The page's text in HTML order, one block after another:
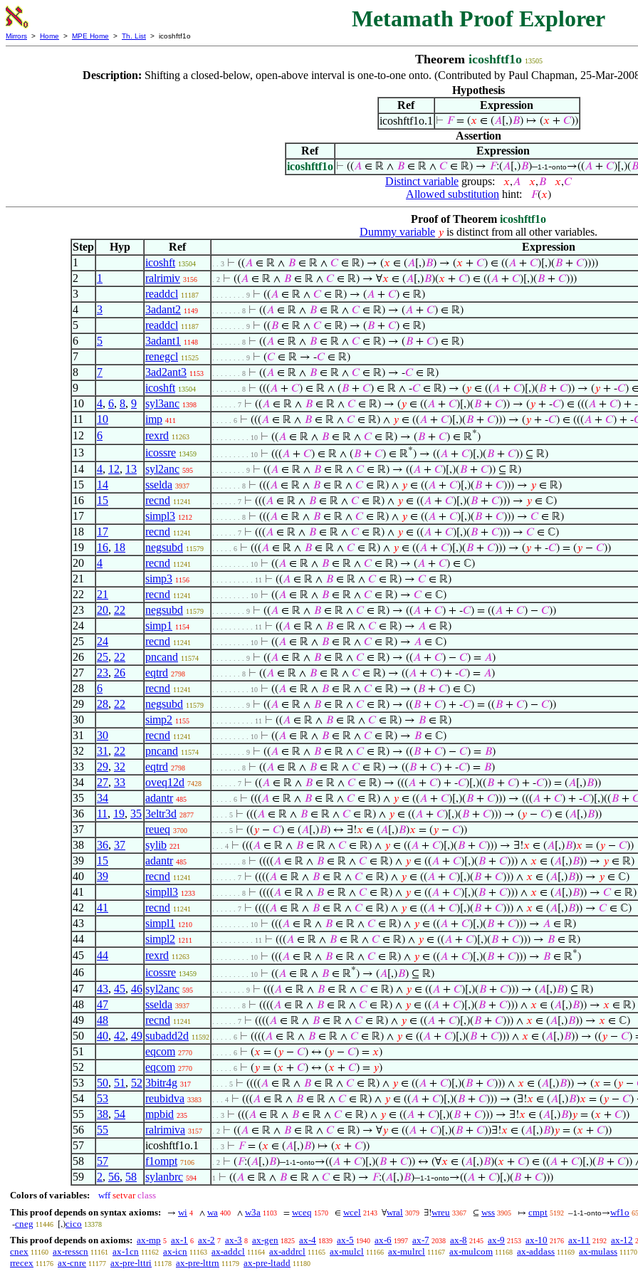
Metamath Proof Explorer
Mirrors > Home > MPE Home > Th. List > icoshftf1o
Theorem icoshftf1o 13505
Description: Shifting a closed-below, open-above interval is one-to-one onto. (Contributed by Paul Chapman, 25-Mar-
Hypothesis
Ref
Expression
icoshftf1o.1 ⊢ 𝐹= (𝑥 ∈ (𝐴[,)𝐵) ↦ (𝑥 + 𝐶))
Assertion
Ref
Expression
icoshftf1o ⊢ ((𝐴∈ ℝ ∧ 𝐵∈ ℝ ∧ 𝐶∈ ℝ) → 𝐹:(𝐴[,)𝐵)–1-1-onto→((𝐴+ 𝐶)[,)(𝐵
Distinct variable groups: 𝑥,𝐴 𝑥,𝐵 𝑥,𝐶
Allowed substitution hint: 𝐹(𝑥)
Proof of Theorem icoshftf1o
Dummy variable 𝑦 is distinct from all other variables.
Step
Hyp Ref
Expression
1
icoshft 13504 . . 3 ⊢ ((𝐴 ∈ ℝ ∧ 𝐵 ∈ ℝ ∧ 𝐶∈ ℝ) → (𝑥 ∈ (𝐴 [,)𝐵) → (𝑥 + 𝐶) ∈ ((𝐴 + 𝐶)[,)(𝐵 + 𝐶))))
2 1 ralrimiv 3156 . 2 ⊢ ((𝐴 ∈ ℝ ∧ 𝐵 ∈ ℝ ∧ 𝐶∈ ℝ) → ∀𝑥 ∈ (𝐴 [,)𝐵)(𝑥 + 𝐶) ∈ ((𝐴 + 𝐶)[,)(𝐵 + 𝐶)))
3 readdcl 11187 . . . . . . . . 9 ⊢ ((𝐴 ∈ ℝ ∧ 𝐶∈ ℝ) → (𝐴 + 𝐶) ∈ ℝ)
4 3 3adant2 1149 . . . . . . . 8 ⊢ ((𝐴 ∈ ℝ ∧ 𝐵 ∈ ℝ ∧ 𝐶∈ ℝ) → (𝐴 + 𝐶) ∈ ℝ)
5 readdcl 11187 . . . . . . . . 9 ⊢ ((𝐵 ∈ ℝ ∧ 𝐶∈ ℝ) → (𝐵 + 𝐶) ∈ ℝ)
6 5 3adant1 1148 . . . . . . . 8 ⊢ ((𝐴 ∈ ℝ ∧ 𝐵 ∈ ℝ ∧ 𝐶∈ ℝ) → (𝐵 + 𝐶) ∈ ℝ)
7 renegcl 11525 . . . . . . . . 9 ⊢ (𝐶∈ ℝ → -𝐶∈ ℝ)
8 7 3ad2ant3 1153 . . . . . . . 8 ⊢ ((𝐴 ∈ ℝ ∧ 𝐵 ∈ ℝ ∧ 𝐶∈ ℝ) → -𝐶∈ ℝ)
9 icoshft 13504 . . . . . . . 8 ⊢ (((𝐴 + 𝐶) ∈ ℝ ∧ (𝐵 + 𝐶) ∈ ℝ ∧ -𝐶∈ ℝ) → (𝑦 ∈ ((𝐴 + 𝐶)[,)(𝐵 + 𝐶)) → (𝑦 + -𝐶)
10 4, 6, 8, 9 syl3anc 1398 . . . . . . 7 ⊢ ((𝐴 ∈ ℝ ∧ 𝐵 ∈ ℝ ∧ 𝐶∈ ℝ) → (𝑦 ∈ ((𝐴 + 𝐶)[,)(𝐵 + 𝐶)) → (𝑦 + -𝐶) ∈ (((𝐴 + 𝐶) + -
11 10 imp 411 . . . . . 6 ⊢ (((𝐴 ∈ ℝ ∧ 𝐵 ∈ ℝ ∧ 𝐶∈ ℝ) ∧ 𝑦 ∈ ((𝐴 + 𝐶)[,)(𝐵 + 𝐶))) → (𝑦 + -𝐶) ∈ (((𝐴 + 𝐶) + -
12 6 rexrd 11263 . . . . . . . . . 10 ⊢ ((𝐴 ∈ ℝ ∧ 𝐵 ∈ ℝ ∧ 𝐶∈ ℝ) → (𝐵 + 𝐶) ∈ ℝ*)
13 icossre 13459 . . . . . . . . . 10 ⊢ (((𝐴 + 𝐶) ∈ ℝ ∧ (𝐵 + 𝐶) ∈ ℝ*) → ((𝐴 + 𝐶)[,)(𝐵 + 𝐶)) ⊆ ℝ)
14 4, 12, 13 syl2anc 595 . . . . . . . . 9 ⊢ ((𝐴 ∈ ℝ ∧ 𝐵 ∈ ℝ ∧ 𝐶∈ ℝ) → ((𝐴 + 𝐶)[,)(𝐵 + 𝐶)) ⊆ ℝ)
15 14 sselda 3937 . . . . . . . 8 ⊢ (((𝐴 ∈ ℝ ∧ 𝐵 ∈ ℝ ∧ 𝐶∈ ℝ) ∧ 𝑦 ∈ ((𝐴 + 𝐶)[,)(𝐵 + 𝐶))) → 𝑦 ∈ ℝ)
16 15 recnd 11241 . . . . . . 7 ⊢ (((𝐴 ∈ ℝ ∧ 𝐵 ∈ ℝ ∧ 𝐶∈ ℝ) ∧ 𝑦 ∈ ((𝐴 + 𝐶)[,)(𝐵 + 𝐶))) → 𝑦 ∈ ℂ)
17 simpl3 1212 . . . . . . . 8 ⊢ (((𝐴 ∈ ℝ ∧ 𝐵 ∈ ℝ ∧ 𝐶∈ ℝ) ∧ 𝑦 ∈ ((𝐴 + 𝐶)[,)(𝐵 + 𝐶))) → 𝐶∈ ℝ)
18 17 recnd 11241 . . . . . . 7 ⊢ (((𝐴 ∈ ℝ ∧ 𝐵 ∈ ℝ ∧ 𝐶∈ ℝ) ∧ 𝑦 ∈ ((𝐴 + 𝐶)[,)(𝐵 + 𝐶))) → 𝐶∈ ℂ)
19 16, 18 negsubd 11579 . . . . . 6 ⊢ (((𝐴 ∈ ℝ ∧ 𝐵 ∈ ℝ ∧ 𝐶∈ ℝ) ∧ 𝑦 ∈ ((𝐴 + 𝐶)[,)(𝐵 + 𝐶))) → (𝑦 + -𝐶) = (𝑦 − 𝐶))
20 4 recnd 11241 . . . . . . . . . 10 ⊢ ((𝐴 ∈ ℝ ∧ 𝐵 ∈ ℝ ∧ 𝐶∈ ℝ) → (𝐴 + 𝐶) ∈ ℂ)
21 simp3 1156 . . . . . . . . . . 11 ⊢ ((𝐴 ∈ ℝ ∧ 𝐵 ∈ ℝ ∧ 𝐶∈ ℝ) → 𝐶∈ ℝ)
22 21 recnd 11241 . . . . . . . . . 10 ⊢ ((𝐴 ∈ ℝ ∧ 𝐵 ∈ ℝ ∧ 𝐶∈ ℝ) → 𝐶∈ ℂ)
23 20, 22 negsubd 11579 . . . . . . . . 9 ⊢ ((𝐴 ∈ ℝ ∧ 𝐵 ∈ ℝ ∧ 𝐶∈ ℝ) → ((𝐴 + 𝐶) + -𝐶) = ((𝐴 + 𝐶) − 𝐶))
24 simp1 1154 . . . . . . . . . . 11 ⊢ ((𝐴 ∈ ℝ ∧ 𝐵 ∈ ℝ ∧ 𝐶∈ ℝ) → 𝐴 ∈ ℝ)
25 24 recnd 11241 . . . . . . . . . 10 ⊢ ((𝐴 ∈ ℝ ∧ 𝐵 ∈ ℝ ∧ 𝐶∈ ℝ) → 𝐴 ∈ ℂ)
26 25, 22 pncand 11574 . . . . . . . . 9 ⊢ ((𝐴 ∈ ℝ ∧ 𝐵 ∈ ℝ ∧ 𝐶∈ ℝ) → ((𝐴 + 𝐶) − 𝐶) = 𝐴)
27 23, 26 eqtrd 2798 . . . . . . . 8 ⊢ ((𝐴 ∈ ℝ ∧ 𝐵 ∈ ℝ ∧ 𝐶∈ ℝ) → ((𝐴 + 𝐶) + -𝐶) = 𝐴)
28 6 recnd 11241 . . . . . . . . . 10 ⊢ ((𝐴 ∈ ℝ ∧ 𝐵 ∈ ℝ ∧ 𝐶∈ ℝ) → (𝐵 + 𝐶) ∈ ℂ)
29 28, 22 negsubd 11579 . . . . . . . . 9 ⊢ ((𝐴 ∈ ℝ ∧ 𝐵 ∈ ℝ ∧ 𝐶∈ ℝ) → ((𝐵 + 𝐶) + -𝐶) = ((𝐵 + 𝐶) − 𝐶))
30 simp2 1155 . . . . . . . . . . 11 ⊢ ((𝐴 ∈ ℝ ∧ 𝐵 ∈ ℝ ∧ 𝐶∈ ℝ) → 𝐵 ∈ ℝ)
31 30 recnd 11241 . . . . . . . . . 10 ⊢ ((𝐴 ∈ ℝ ∧ 𝐵 ∈ ℝ ∧ 𝐶∈ ℝ) → 𝐵 ∈ ℂ)
32 31 , 22 pncand 11574 . . . . . . . . 9 ⊢ ((𝐴 ∈ ℝ ∧ 𝐵 ∈ ℝ ∧ 𝐶∈ ℝ) → ((𝐵 + 𝐶) − 𝐶) = 𝐵)
33 29, 32 eqtrd 2798 . . . . . . . 8 ⊢ ((𝐴 ∈ ℝ ∧ 𝐵 ∈ ℝ ∧ 𝐶∈ ℝ) → ((𝐵 + 𝐶) + -𝐶) = 𝐵)
34 27, 33 oveq12d 7428 . . . . . . 7 ⊢ ((𝐴 ∈ ℝ ∧ 𝐵 ∈ ℝ ∧ 𝐶∈ ℝ) → (((𝐴 + 𝐶) + -𝐶)[,)((𝐵 + 𝐶) + -𝐶)) = (𝐴 [,)𝐵))
35 34 adantr 485 . . . . . 6 ⊢ (((𝐴 ∈ ℝ ∧ 𝐵 ∈ ℝ ∧ 𝐶∈ ℝ) ∧ 𝑦 ∈ ((𝐴 + 𝐶)[,)(𝐵 + 𝐶))) → (((𝐴 + 𝐶) + -𝐶)[,)((𝐵 +
36 11 , 19, 35 3eltr3d 2877 . . . . 5 ⊢ (((𝐴 ∈ ℝ ∧ 𝐵 ∈ ℝ ∧ 𝐶∈ ℝ) ∧ 𝑦 ∈ ((𝐴 + 𝐶)[,)(𝐵 + 𝐶))) → (𝑦 − 𝐶) ∈ (𝐴 [,)𝐵))
37 reueq 3700 . . . . 5 ⊢ ((𝑦 − 𝐶) ∈ (𝐴 [,)𝐵) ↔ ∃!𝑥 ∈ (𝐴 [,)𝐵)𝑥 = (𝑦 − 𝐶))
38 36, 37 sylib 221 . . . 4 ⊢ (((𝐴 ∈ ℝ ∧ 𝐵 ∈ ℝ ∧ 𝐶∈ ℝ) ∧ 𝑦 ∈ ((𝐴 + 𝐶)[,)(𝐵 + 𝐶))) → ∃!𝑥 ∈ (𝐴 [,)𝐵)𝑥 = (𝑦 − 𝐶))
39 15 adantr 485 . . . . . . . 8 ⊢ ((((𝐴 ∈ ℝ ∧ 𝐵 ∈ ℝ ∧ 𝐶∈ ℝ) ∧ 𝑦 ∈ ((𝐴 + 𝐶)[,)(𝐵 + 𝐶))) ∧ 𝑥 ∈ (𝐴 [,)𝐵)) → 𝑦 ∈ ℝ)
40 39 recnd 11241 . . . . . . 7 ⊢ ((((𝐴 ∈ ℝ ∧ 𝐵 ∈ ℝ ∧ 𝐶∈ ℝ) ∧ 𝑦 ∈ ((𝐴 + 𝐶)[,)(𝐵 + 𝐶))) ∧ 𝑥 ∈ (𝐴 [,)𝐵)) → 𝑦 ∈ ℂ)
41 simpll3 1233 . . . . . . . 8 ⊢ ((((𝐴 ∈ ℝ ∧ 𝐵 ∈ ℝ ∧ 𝐶∈ ℝ) ∧ 𝑦 ∈ ((𝐴 + 𝐶)[,)(𝐵 + 𝐶))) ∧ 𝑥 ∈ (𝐴 [,)𝐵)) → 𝐶∈ ℝ)
42 41 recnd 11241 . . . . . . 7 ⊢ ((((𝐴 ∈ ℝ ∧ 𝐵 ∈ ℝ ∧ 𝐶∈ ℝ) ∧ 𝑦 ∈ ((𝐴 + 𝐶)[,)(𝐵 + 𝐶))) ∧ 𝑥 ∈ (𝐴 [,)𝐵)) → 𝐶∈ ℂ)
43 simpl1 1210 . . . . . . . . . 10 ⊢ (((𝐴 ∈ ℝ ∧ 𝐵 ∈ ℝ ∧ 𝐶∈ ℝ) ∧ 𝑦 ∈ ((𝐴 + 𝐶)[,)(𝐵 + 𝐶))) → 𝐴 ∈ ℝ)
44 simpl2 1211 . . . . . . . . . . 11 ⊢ (((𝐴 ∈ ℝ ∧ 𝐵 ∈ ℝ ∧ 𝐶∈ ℝ) ∧ 𝑦 ∈ ((𝐴 + 𝐶)[,)(𝐵 + 𝐶))) → 𝐵 ∈ ℝ)
45 44 rexrd 11263 . . . . . . . . . 10 ⊢ (((𝐴 ∈ ℝ ∧ 𝐵 ∈ ℝ ∧ 𝐶∈ ℝ) ∧ 𝑦 ∈ ((𝐴 + 𝐶)[,)(𝐵 + 𝐶))) → 𝐵 ∈ ℝ*)
46 icossre 13459 . . . . . . . . . 10 ⊢ ((𝐴 ∈ ℝ ∧ 𝐵 ∈ ℝ*) → (𝐴 [,)𝐵) ⊆ ℝ)
47 43, 45, 46 syl2anc 595 . . . . . . . . 9 ⊢ (((𝐴 ∈ ℝ ∧ 𝐵 ∈ ℝ ∧ 𝐶∈ ℝ) ∧ 𝑦 ∈ ((𝐴 + 𝐶)[,)(𝐵 + 𝐶))) → (𝐴 [,)𝐵) ⊆ ℝ)
48 47 sselda 3937 . . . . . . . 8 ⊢ ((((𝐴 ∈ ℝ ∧ 𝐵 ∈ ℝ ∧ 𝐶∈ ℝ) ∧ 𝑦 ∈ ((𝐴 + 𝐶)[,)(𝐵 + 𝐶))) ∧ 𝑥 ∈ (𝐴 [,)𝐵)) → 𝑥 ∈ ℝ)
49 48 recnd 11241 . . . . . . 7 ⊢ ((((𝐴 ∈ ℝ ∧ 𝐵 ∈ ℝ ∧ 𝐶∈ ℝ) ∧ 𝑦 ∈ ((𝐴 + 𝐶)[,)(𝐵 + 𝐶))) ∧ 𝑥 ∈ (𝐴 [,)𝐵)) → 𝑥 ∈ ℂ)
50 40, 42, 49 subadd2d 11592 . . . . . 6 ⊢ ((((𝐴 ∈ ℝ ∧ 𝐵 ∈ ℝ ∧ 𝐶∈ ℝ) ∧ 𝑦 ∈ ((𝐴 + 𝐶)[,)(𝐵 + 𝐶))) ∧ 𝑥 ∈ (𝐴 [,)𝐵)) → ((𝑦 − 𝐶)
51 eqcom 2770 . . . . . 6 ⊢ (𝑥 = (𝑦 − 𝐶) ↔ (𝑦 − 𝐶) = 𝑥)
52 eqcom 2770 . . . . . 6 ⊢ (𝑦 = (𝑥 + 𝐶) ↔ (𝑥 + 𝐶) = 𝑦)
53 50, 51 , 52 3bitr4g 317 . . . . 5 ⊢ ((((𝐴 ∈ ℝ ∧ 𝐵 ∈ ℝ ∧ 𝐶∈ ℝ) ∧ 𝑦 ∈ ((𝐴 + 𝐶)[,)(𝐵 + 𝐶))) ∧ 𝑥 ∈ (𝐴 [,)𝐵)) → (𝑥 = (𝑦 −
54 53 reubidva 3383 . . . 4 ⊢ (((𝐴 ∈ ℝ ∧ 𝐵 ∈ ℝ ∧ 𝐶∈ ℝ) ∧ 𝑦 ∈ ((𝐴 + 𝐶)[,)(𝐵 + 𝐶))) → (∃!𝑥 ∈ (𝐴 [,)𝐵)𝑥 = (𝑦 − 𝐶)
55 38, 54 mpbid 235 . . 3 ⊢ (((𝐴 ∈ ℝ ∧ 𝐵 ∈ ℝ ∧ 𝐶∈ ℝ) ∧ 𝑦 ∈ ((𝐴 + 𝐶)[,)(𝐵 + 𝐶))) → ∃!𝑥 ∈ (𝐴 [,)𝐵)𝑦 = (𝑥 + 𝐶))
56 55 ralrimiva 3157 . 2 ⊢ ((𝐴 ∈ ℝ ∧ 𝐵 ∈ ℝ ∧ 𝐶∈ ℝ) → ∀𝑦 ∈ ((𝐴 + 𝐶)[,)(𝐵 + 𝐶))∃!𝑥 ∈ (𝐴 [,)𝐵)𝑦 = (𝑥 + 𝐶))
57 icoshftf1o.1 . . 3 ⊢ 𝐹= (𝑥 ∈ (𝐴 [,)𝐵) ↦ (𝑥 + 𝐶))
58 57 f1ompt 7106 . 2 ⊢ (𝐹:(𝐴 [,)𝐵)–1-1-onto→((𝐴 + 𝐶)[,)(𝐵 + 𝐶)) ↔ (∀𝑥 ∈ (𝐴 [,)𝐵)(𝑥 + 𝐶) ∈ ((𝐴 + 𝐶)[,)(𝐵 + 𝐶))
59 2, 56, 58 sylanbrc 594 1 ⊢ ((𝐴 ∈ ℝ ∧ 𝐵 ∈ ℝ ∧ 𝐶∈ ℝ) → 𝐹:(𝐴 [,)𝐵)–1-1-onto→((𝐴 + 𝐶)[,)(𝐵 + 𝐶)))
Colors of variables: wff setvar class
This proof depends on syntax axioms:
→ wi 4 ∧ wa 400 ∧ w3a 1103 = wceq 1570 ∈ wcel 2143 ∀wral 3079 ∃!wreu 3367 ⊆ wss 3905 ↦ cmpt 5192 –1-1-onto→wf1o
-cneg 11446 [,)cico 13378
This proof depends on axioms: ax-mp 5 ax-1 6 ax-2 7 ax-3 8 ax-gen 1825 ax-4 1839 ax-5 1940 ax-6 1997 ax-7 2038 ax-8 2145 ax-9 2153 ax-10 2176 ax-11 2192 ax-12
cnex 11160 ax-resscn 11161 ax-1cn 11162 ax-icn 11163 ax-addcl 11164 ax-addrcl 11165 ax-mulcl 11166 ax-mulrcl 11167 ax-mulcom 11168 ax-addass 11169 ax-mulass 11170
rrecex 11176 ax-cnre 11177 ax-pre-lttri 11178 ax-pre-lttrn 11179 ax-pre-ltadd 11180